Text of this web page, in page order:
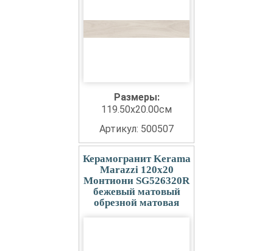
Размеры:
119.50x20.00см
Артикул: 500507
Керамогранит Kerama
Marazzi 120x20
Монтиони SG526320R
бежевый матовый
обрезной матовая